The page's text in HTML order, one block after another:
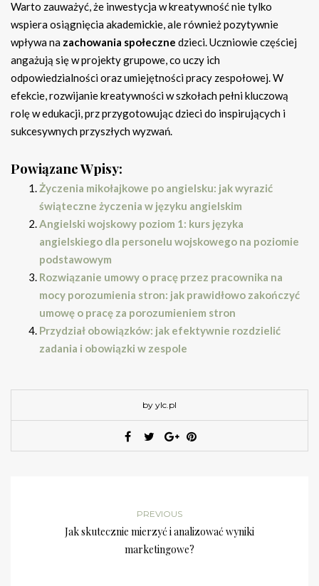
Warto zauważyć, że inwestycja w kreatywność nie tylko
wspiera osiągnięcia akademickie, ale również pozytywnie
wpływa na zachowania społeczne dzieci. Uczniowie częściej
angażują się w projekty grupowe, co uczy ich
odpowiedzialności oraz umiejętności pracy zespołowej. W
efekcie, rozwijanie kreatywności w szkołach pełni kluczową
rolę w edukacji, prz przygotowując dzieci do inspirujących i
sukcesywnych przyszłych wyzwań.
Powiązane Wpisy:
Życzenia mikołajkowe po angielsku: jak wyrazić
świąteczne życzenia w języku angielskim
Angielski wojskowy poziom 1: kurs języka
angielskiego dla personelu wojskowego na poziomie
podstawowym
Rozwiązanie umowy o pracę przez pracownika na
mocy porozumienia stron: jak prawidłowo zakończyć
umowę o pracę za porozumieniem stron
Przydział obowiązków: jak efektywnie rozdzielić
zadania i obowiązki w zespole
by ylc.pl
PREVIOUS
Jak skutecznie mierzyć i analizować wyniki
marketingowe?